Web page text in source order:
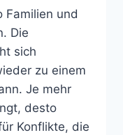
Familien und
Die
sich
zu einem
Je mehr
desto
Konflikte, die